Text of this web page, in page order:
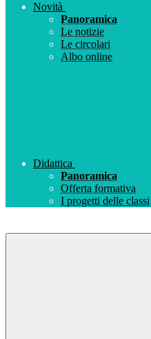
Novità
Panoramica
Le notizie
Le circolari
Albo online
Didattica
Panoramica
Offerta formativa
I progetti delle classi